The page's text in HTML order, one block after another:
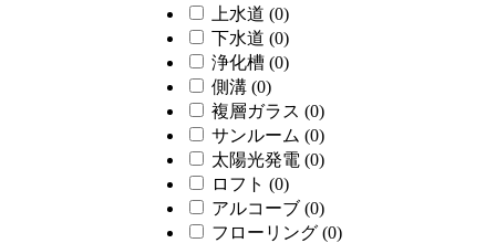
上水道 (0)
下水道 (0)
浄化槽 (0)
側溝 (0)
複層ガラス (0)
サンルーム (0)
太陽光発電 (0)
ロフト (0)
アルコーブ (0)
フローリング (0)